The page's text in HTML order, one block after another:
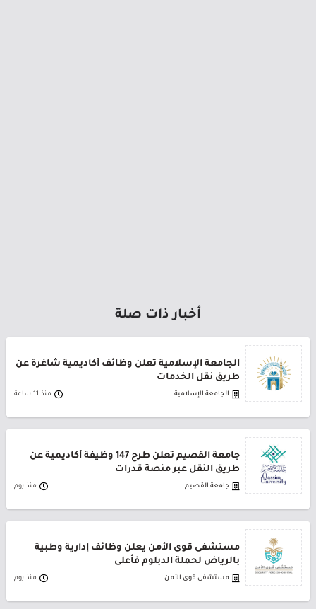
أخبار ذات صلة
الجامعة الإسلامية تعلن وظائف أكاديمية شاغرة عن
طريق نقل الخدمات
الجامعة الإسلامية منذ 11 ساعة
جامعة القصيم تعلن طرح 147 وظيفة أكاديمية عن
طريق النقل عبر منصة قدرات
جامعة القصيم منذ يوم
مستشفى قوى الأمن يعلن وظائف إدارية وطبية
بالرياض لحملة الدبلوم فأعلى
مستشفى قوى الأمن منذ يوم